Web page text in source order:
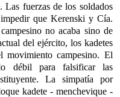
Las fuerzas de los soldados
que Kerenski y Cía.
no acaba sino de
del ejército, los kadetes
movimiento campesino. El
débil para falsificar las
La simpatía por
kadete - menchevique -